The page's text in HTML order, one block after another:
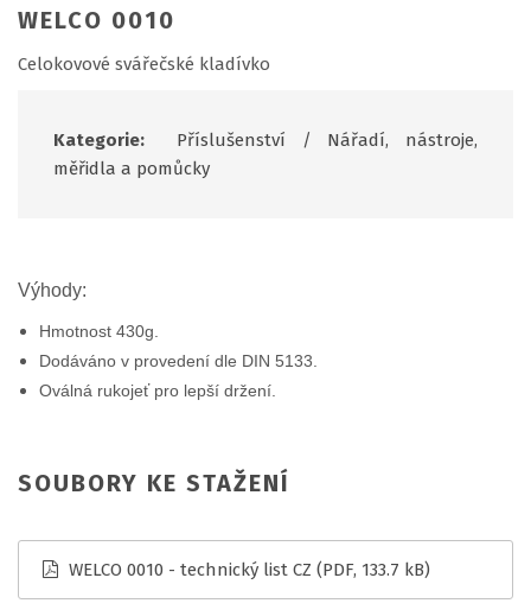
WELCO 0010
Celokovové svářečské kladívko
Kategorie: Příslušenství /
Nářadí, nástroje,
měřidla a pomůcky
Výhody:
Hmotnost 430g.
Dodáváno v provedení dle DIN 5133.
Oválná rukojeť pro lepší držení.
SOUBORY KE STAŽENÍ
WELCO 0010 - technický list CZ (PDF, 133.7 kB)